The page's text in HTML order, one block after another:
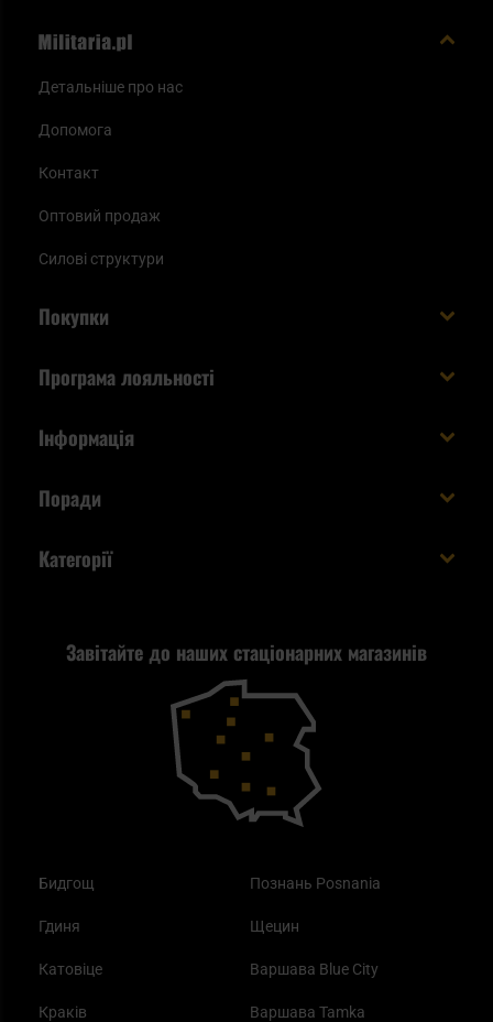
Детальніше про нас
Допомога
Контакт
Оптовий продаж
Силові структури
Покупки
Способи оплати
Статус замовлення
Tax Free
Програма лояльності
Увійдіть в систему
Завітайте до наших стаціонарних магазинів
Бидгощ
Гдиня
Катовіце
Краків
Познань Posnania
Щецин
Варшава Blue City
Варшава Tamka
Інформація
Політика конфіденційності
Повернення товару
Поради
спакувати?
Blackout - що це таке?
Як працює маска від смогу?
Найкращі спальні мішки на осінь
Категорії
Самозахист